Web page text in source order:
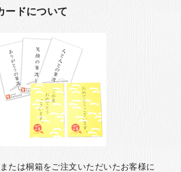
ードについて
たは桐箱をご注文いただいたお客様に